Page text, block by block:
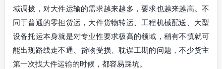
域调拨，对大件运输的需求越来越多，要求也越来越高。不
同于普通的零担货运，大件货物转运、工程机械配送、大型
设备托运本身就是对专业性要求极高的领域，稍有不慎就可
能出现路线走不通、货物受损、耽误工期的问题，不少货主
第一次找大件运输的时候，都容易踩坑。